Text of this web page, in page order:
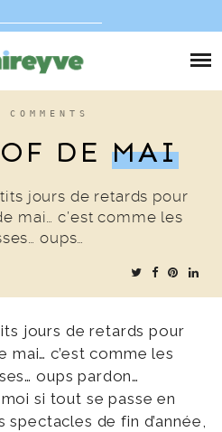
COMMENTS
DE MAI
jours de retards pour
mai… c’est comme les
oups…
jours de retards pour
c’est comme les
oups pardon…
si tout se passe en
spectacles de fin d’année,